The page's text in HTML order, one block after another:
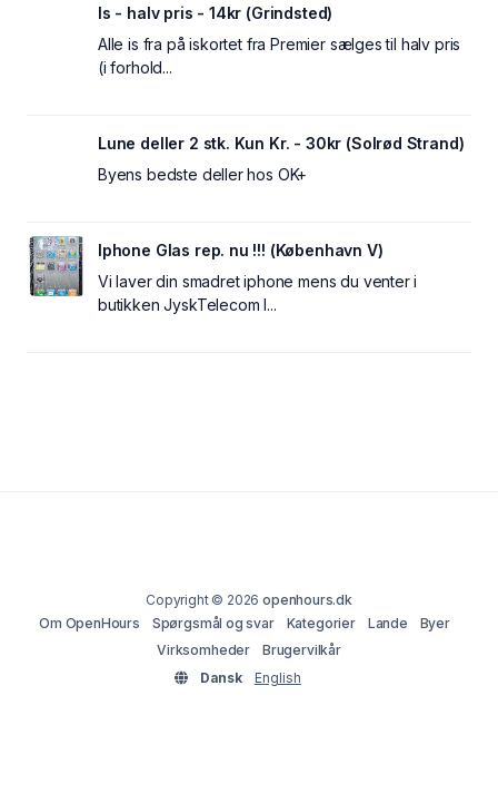
Is - halv pris - 14kr (Grindsted)
Alle is fra på iskortet fra Premier sælges til halv pris
(i forhold...
Lune deller 2 stk. Kun Kr. - 30kr (Solrød Strand)
Byens bedste deller hos OK+
Iphone Glas rep. nu !!! (København V)
Vi laver din smadret iphone mens du venter i
butikken JyskTelecom I...
Copyright © 2026openhours.dk
Om OpenHours
Spørgsmål og svar Kategorier Lande
Byer
Virksomheder
Brugervilkår
Dansk
English